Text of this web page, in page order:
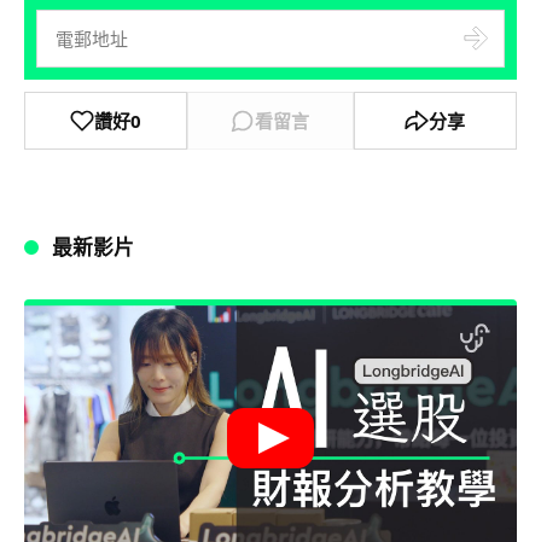
讚好0 看留言 分享
最新影片